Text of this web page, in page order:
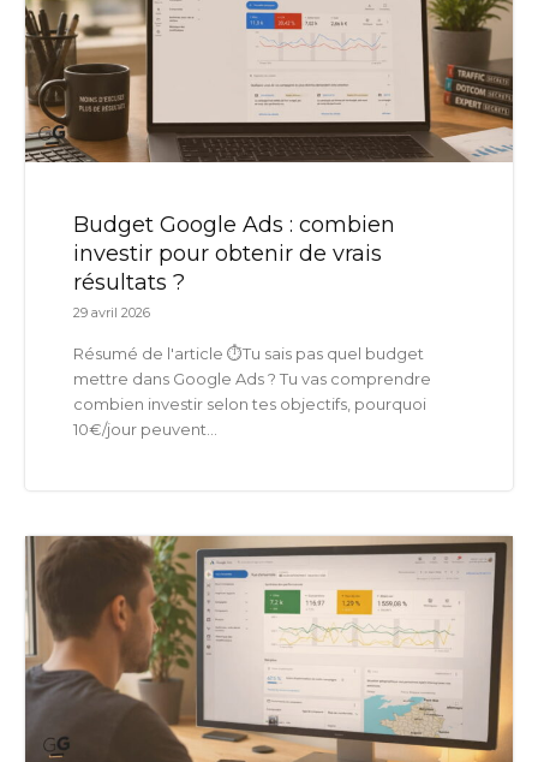
Budget Google Ads : combien
investir pour obtenir de vrais
résultats ?
29 avril 2026
Résumé de l'article ⏱️Tu sais pas quel budget
mettre dans Google Ads ? Tu vas comprendre
combien investir selon tes objectifs, pourquoi
10€/jour peuvent...